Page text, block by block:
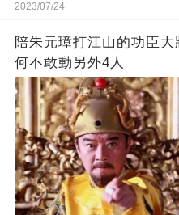
2023/07/24
陪朱元璋打江山的功臣
何不敢動另外4人